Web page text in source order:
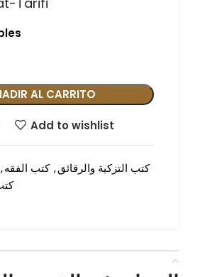
AL CARRITO
Add to wishlist
كتب التزكية والرقائق, كتب الفقه,